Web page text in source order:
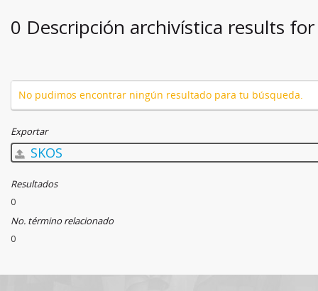
0 Descripción archivística results
No pudimos encontrar ningún resultado para tu búsqueda.
Exportar
SKOS
Resultados
0
No. término relacionado
0